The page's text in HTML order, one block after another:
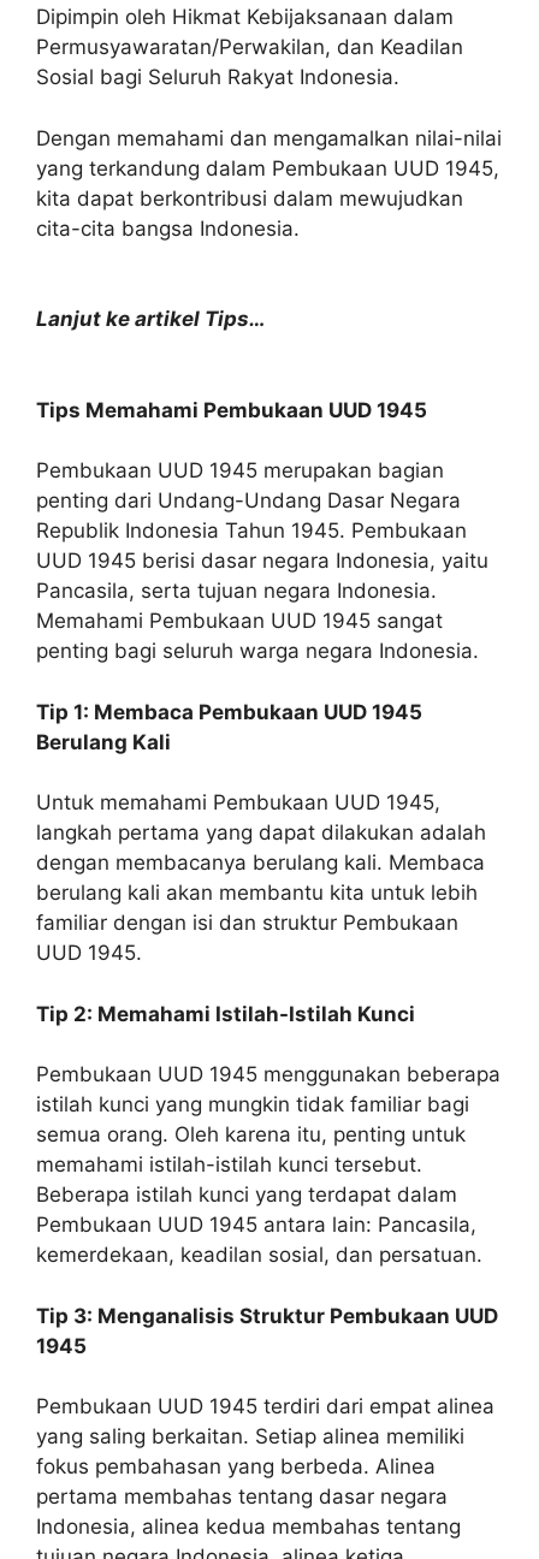
Dipimpin oleh Hikmat Kebijaksanaan dalam
Permusyawaratan/Perwakilan, dan Keadilan
Sosial bagi Seluruh Rakyat Indonesia.
Dengan memahami dan mengamalkan nilai-nilai
yang terkandung dalam Pembukaan UUD 1945,
kita dapat berkontribusi dalam mewujudkan
cita-cita bangsa Indonesia.
Lanjut ke artikel Tips…
Tips Memahami Pembukaan UUD 1945
Pembukaan UUD 1945 merupakan bagian
penting dari Undang-Undang Dasar Negara
Republik Indonesia Tahun 1945. Pembukaan
UUD 1945 berisi dasar negara Indonesia, yaitu
Pancasila, serta tujuan negara Indonesia.
Memahami Pembukaan UUD 1945 sangat
penting bagi seluruh warga negara Indonesia.
Tip 1: Membaca Pembukaan UUD 1945
Berulang Kali
Untuk memahami Pembukaan UUD 1945,
langkah pertama yang dapat dilakukan adalah
dengan membacanya berulang kali. Membaca
berulang kali akan membantu kita untuk lebih
familiar dengan isi dan struktur Pembukaan
UUD 1945.
Tip 2: Memahami Istilah-Istilah Kunci
Pembukaan UUD 1945 menggunakan beberapa
istilah kunci yang mungkin tidak familiar bagi
semua orang. Oleh karena itu, penting untuk
memahami istilah-istilah kunci tersebut.
Beberapa istilah kunci yang terdapat dalam
Pembukaan UUD 1945 antara lain: Pancasila,
kemerdekaan, keadilan sosial, dan persatuan.
Tip 3: Menganalisis Struktur Pembukaan UUD
1945
Pembukaan UUD 1945 terdiri dari empat alinea
yang saling berkaitan. Setiap alinea memiliki
fokus pembahasan yang berbeda. Alinea
pertama membahas tentang dasar negara
Indonesia, alinea kedua membahas tentang